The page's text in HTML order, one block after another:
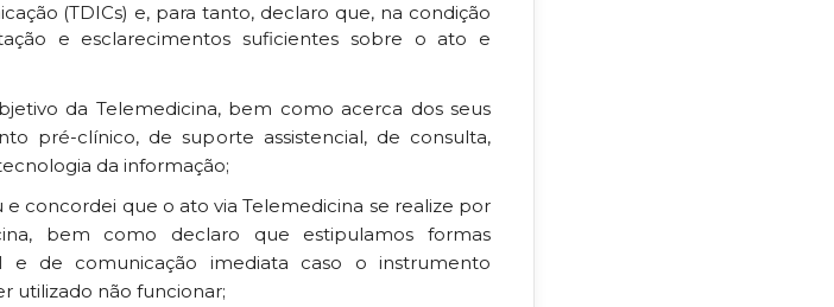
(TDICs) e, para tanto, declaro que, na condição
e esclarecimentos suficientes sobre o ato e
da Telemedicina, bem como acerca dos seus
pré-clínico, de suporte assistencial, de consulta,
da informação;
concordei que o ato via Telemedicina se realize por
bem como declaro que estipulamos formas
de comunicação imediata caso o instrumento
utilizado não funcionar;